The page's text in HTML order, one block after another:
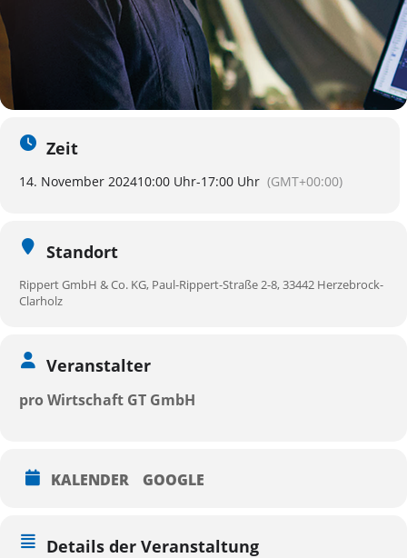
Zeit
14. November 202410:00 Uhr-17:00 Uhr (GMT+00:00)
Standort
Rippert GmbH & Co. KG, Paul-Rippert-Straße 2-8, 33442 Herzebrock-
Clarholz
Veranstalter
pro Wirtschaft GT GmbH
KALENDER GOOGLE
Details der Veranstaltung